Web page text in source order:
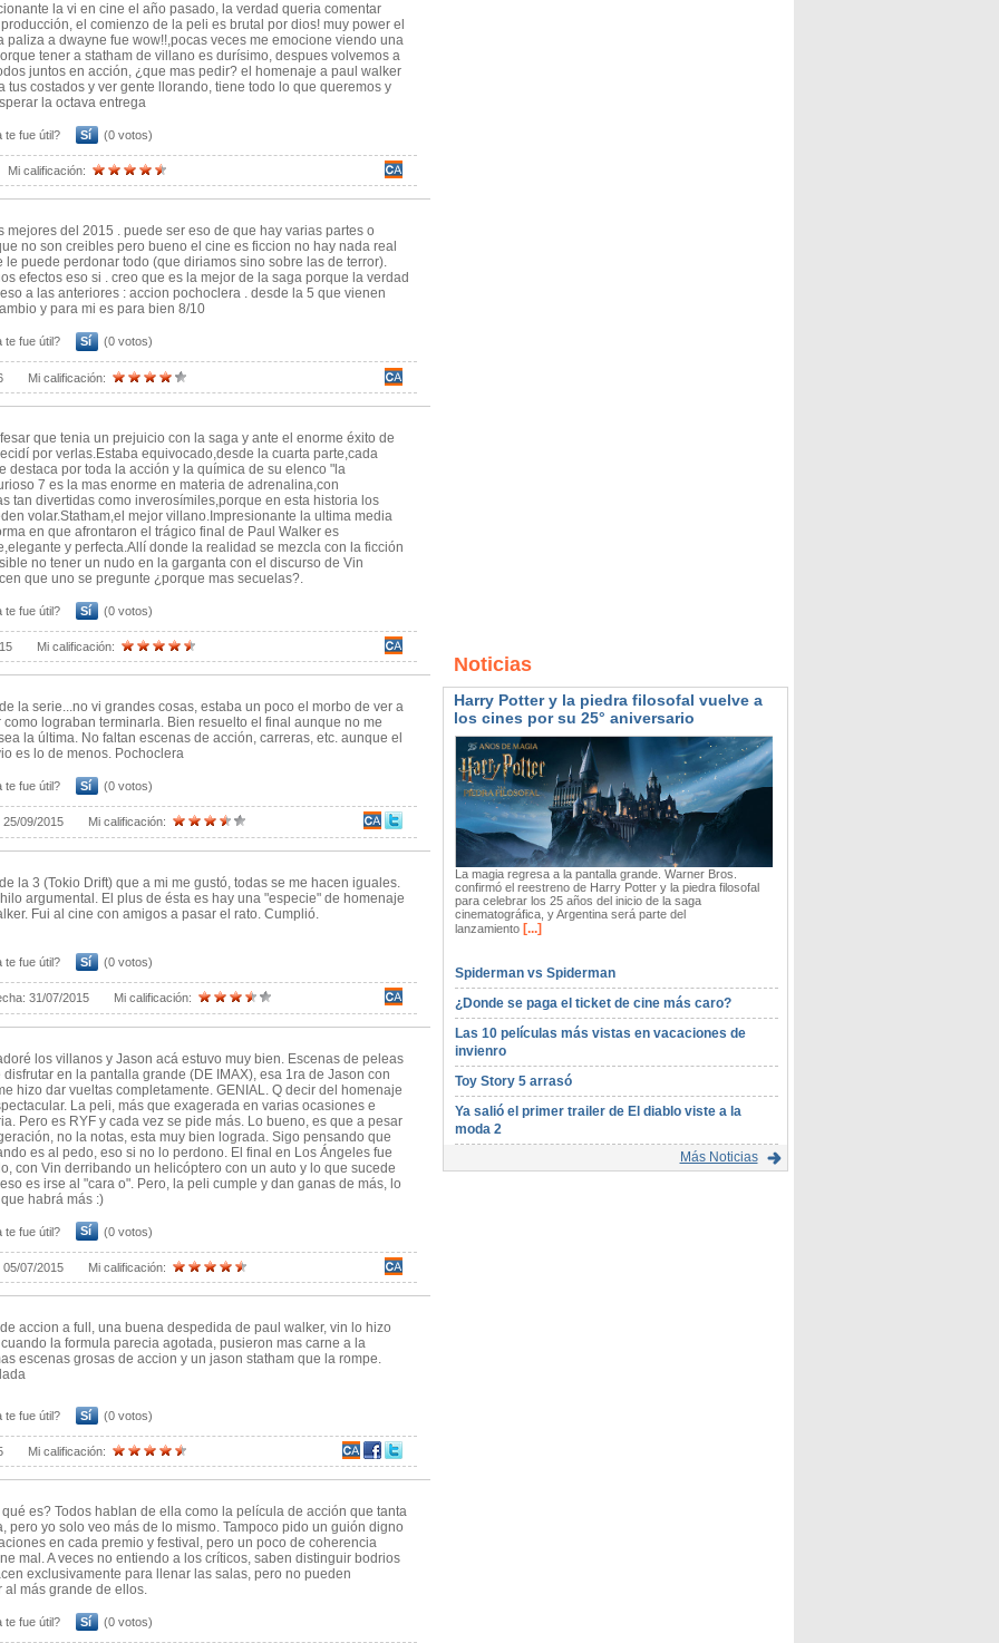
la vi en cine el año pasado, la verdad queria comentar
el comienzo de la peli es brutal por dios! muy power el
paliza a dwayne fue wow!!,pocas veces me emocione viendo una
tener a statham de villano es durísimo, despues volvemos a
juntos en acción, ¿que mas pedir? el homenaje a paul walker
tus costados y ver gente llorando, tiene todo lo que queremos y
la octava entrega
te fue útil? Sí (0 votos)
Mi calificación:
mejores del 2015 . puede ser eso de que hay varias partes o
no son creibles pero bueno el cine es ficcion no hay nada real
le puede perdonar todo (que diriamos sino sobre las de terror).
efectos eso si . creo que es la mejor de la saga porque la verdad
a las anteriores : accion pochoclera . desde la 5 que vienen
y para mi es para bien 8/10
te fue útil? Sí (0 votos)
Mi calificación:
que tenia un prejuicio con la saga y ante el enorme éxito de
por verlas.Estaba equivocado,desde la cuarta parte,cada
destaca por toda la acción y la química de su elenco "la
7 es la mas enorme en materia de adrenalina,con
tan divertidas como inverosímiles,porque en esta historia los
volar.Statham,el mejor villano.Impresionante la ultima media
en que afrontaron el trágico final de Paul Walker es
y perfecta.Allí donde la realidad se mezcla con la ficción
no tener un nudo en la garganta con el discurso de Vin
que uno se pregunte ¿porque mas secuelas?.
te fue útil? Sí (0 votos)
Mi calificación:
la serie...no vi grandes cosas, estaba un poco el morbo de ver a
como lograban terminarla. Bien resuelto el final aunque no me
la última. No faltan escenas de acción, carreras, etc. aunque el
es lo de menos. Pochoclera
te fue útil? Sí (0 votos)
25/09/2015 Mi calificación:
la 3 (Tokio Drift) que a mi me gustó, todas se me hacen iguales.
argumental. El plus de ésta es hay una "especie" de homenaje
Fui al cine con amigos a pasar el rato. Cumplió.
te fue útil? Sí (0 votos)
31/07/2015 Mi calificación:
los villanos y Jason acá estuvo muy bien. Escenas de peleas
disfrutar en la pantalla grande (DE IMAX), esa 1ra de Jason con
hizo dar vueltas completamente. GENIAL. Q decir del homenaje
La peli, más que exagerada en varias ocasiones e
Pero es RYF y cada vez se pide más. Lo bueno, es que a pesar
no la notas, esta muy bien lograda. Sigo pensando que
es al pedo, eso si no lo perdono. El final en Los Ángeles fue
con Vin derribando un helicóptero con un auto y lo que sucede
es irse al "cara o". Pero, la peli cumple y dan ganas de más, lo
habrá más :)
te fue útil? Sí (0 votos)
05/07/2015 Mi calificación:
accion a full, una buena despedida de paul walker, vin lo hizo
la formula parecia agotada, pusieron mas carne a la
escenas grosas de accion y un jason statham que la rompe.
te fue útil? Sí (0 votos)
Mi calificación:
qué es? Todos hablan de ella como la película de acción que tanta
pero yo solo veo más de lo mismo. Tampoco pido un guión digno
en cada premio y festival, pero un poco de coherencia
mal. A veces no entiendo a los críticos, saben distinguir bodrios
exclusivamente para llenar las salas, pero no pueden
al más grande de ellos.
te fue útil? Sí (0 votos)
Noticias
Harry Potter y la piedra filosofal vuelve a
los cines por su 25° aniversario
La magia regresa a la pantalla grande. Warner Bros.
confirmó el reestreno de Harry Potter y la piedra filosofal
para celebrar los 25 años del inicio de la saga
cinematográfica, y Argentina será parte del
lanzamiento[...]
Spiderman vs Spiderman
¿Donde se paga el ticket de cine más caro?
Las 10 películas más vistas en vacaciones de
invienro
Toy Story 5 arrasó
Ya salió el primer trailer de El diablo viste a la
moda 2
Más Noticias